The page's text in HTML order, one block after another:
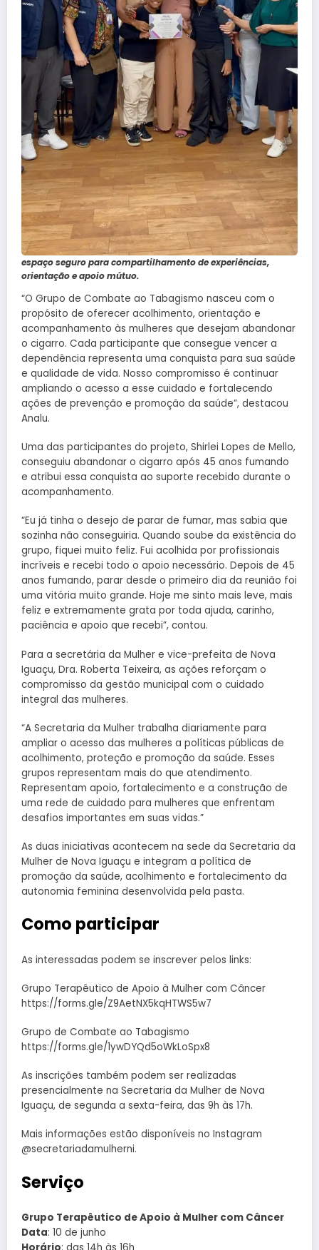
espaço seguro para compartilhamento de experiências,
orientação e apoio mútuo.
“O Grupo de Combate ao Tabagismo nasceu com o
propósito de oferecer acolhimento, orientação e
acompanhamento às mulheres que desejam abandonar
o cigarro. Cada participante que consegue vencer a
dependência representa uma conquista para sua saúde
e qualidade de vida. Nosso compromisso é continuar
ampliando o acesso a esse cuidado e fortalecendo
ações de prevenção e promoção da saúde”, destacou
Analu.
Uma das participantes do projeto, Shirlei Lopes de Mello,
conseguiu abandonar o cigarro após 45 anos fumando
e atribui essa conquista ao suporte recebido durante o
acompanhamento.
“Eu já tinha o desejo de parar de fumar, mas sabia que
sozinha não conseguiria. Quando soube da existência do
grupo, fiquei muito feliz. Fui acolhida por profissionais
incríveis e recebi todo o apoio necessário. Depois de 45
anos fumando, parar desde o primeiro dia da reunião foi
uma vitória muito grande. Hoje me sinto mais leve, mais
feliz e extremamente grata por toda ajuda, carinho,
paciência e apoio que recebi”, contou.
Para a secretária da Mulher e vice-prefeita de Nova
Iguaçu, Dra. Roberta Teixeira, as ações reforçam o
compromisso da gestão municipal com o cuidado
integral das mulheres.
“A Secretaria da Mulher trabalha diariamente para
ampliar o acesso das mulheres a políticas públicas de
acolhimento, proteção e promoção da saúde. Esses
grupos representam mais do que atendimento.
Representam apoio, fortalecimento e a construção de
uma rede de cuidado para mulheres que enfrentam
desafios importantes em suas vidas.”
As duas iniciativas acontecem na sede da Secretaria da
Mulher de Nova Iguaçu e integram a política de
promoção da saúde, acolhimento e fortalecimento da
autonomia feminina desenvolvida pela pasta.
Como participar
As interessadas podem se inscrever pelos links:
Grupo Terapêutico de Apoio à Mulher com Câncer
https://forms.gle/Z9AetNX5kqHTWS5w7
Grupo de Combate ao Tabagismo
https://forms.gle/1ywDYQd5oWkLoSpx8
As inscrições também podem ser realizadas
presencialmente na Secretaria da Mulher de Nova
Iguaçu, de segunda a sexta-feira, das 9h às 17h.
Mais informações estão disponíveis no Instagram
@secretariadamulherni.
Serviço
Grupo Terapêutico de Apoio à Mulher com Câncer
Data: 10 de junho